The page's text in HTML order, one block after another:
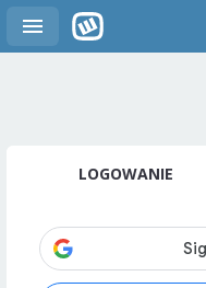
LOGOWANIE